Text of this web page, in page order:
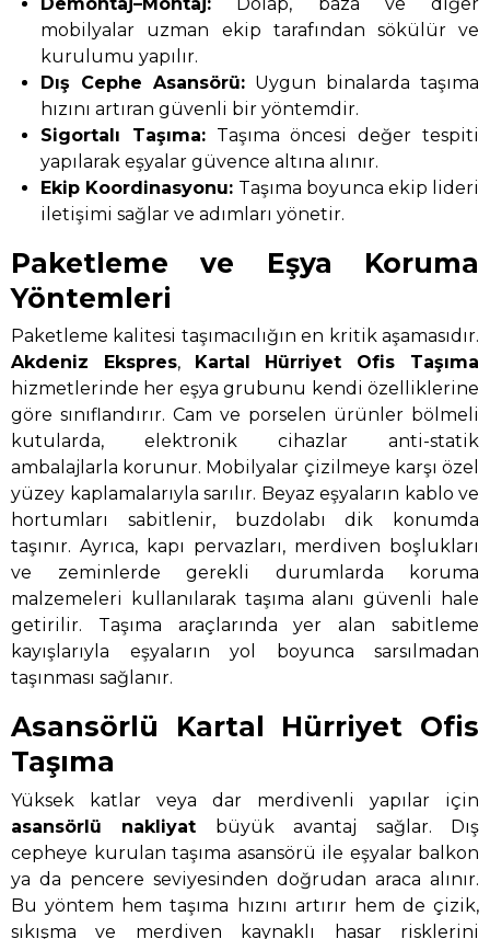
mobilyalar uzman ekip tarafından sökülür ve
kurulumu yapılır.
Dış Cephe Asansörü: Uygun binalarda taşıma
hızını artıran güvenli bir yöntemdir.
Sigortalı Taşıma:Taşıma öncesi değer tespiti
yapılarak eşyalar güvence altına alınır.
Ekip Koordinasyonu: Taşıma boyunca ekip lideri
iletişimi sağlar ve adımları yönetir.
Paketleme ve Eşya Koruma
Yöntemleri
Paketleme kalitesi taşımacılığın en kritik aşamasıdır.
Akdeniz Ekspres, Kartal Hürriyet Ofis Taşıma
hizmetlerinde her eşya grubunu kendi özelliklerine
göre sınıflandırır. Cam ve porselen ürünler bölmeli
kutularda, elektronik cihazlar anti-statik
ambalajlarla korunur. Mobilyalar çizilmeye karşı özel
yüzey kaplamalarıyla sarılır. Beyaz eşyaların kablo ve
hortumları sabitlenir, buzdolabı dik konumda
taşınır. Ayrıca, kapı pervazları, merdiven boşlukları
ve zeminlerde gerekli durumlarda koruma
malzemeleri kullanılarak taşıma alanı güvenli hale
getirilir. Taşıma araçlarında yer alan sabitleme
kayışlarıyla eşyaların yol boyunca sarsılmadan
taşınması sağlanır.
Asansörlü Kartal Hürriyet Ofis
Taşıma
Yüksek katlar veya dar merdivenli yapılar için
asansörlü nakliyat büyük avantaj sağlar. Dış
cepheye kurulan taşıma asansörü ile eşyalar balkon
ya da pencere seviyesinden doğrudan araca alınır.
Bu yöntem hem taşıma hızını artırır hem de çizik,
sıkışma ve merdiven kaynaklı hasar risklerini